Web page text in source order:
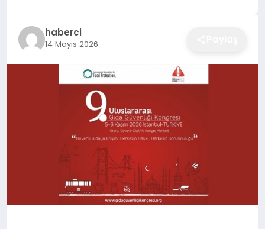
EĞITIMhaberci
14 Mayıs 2026